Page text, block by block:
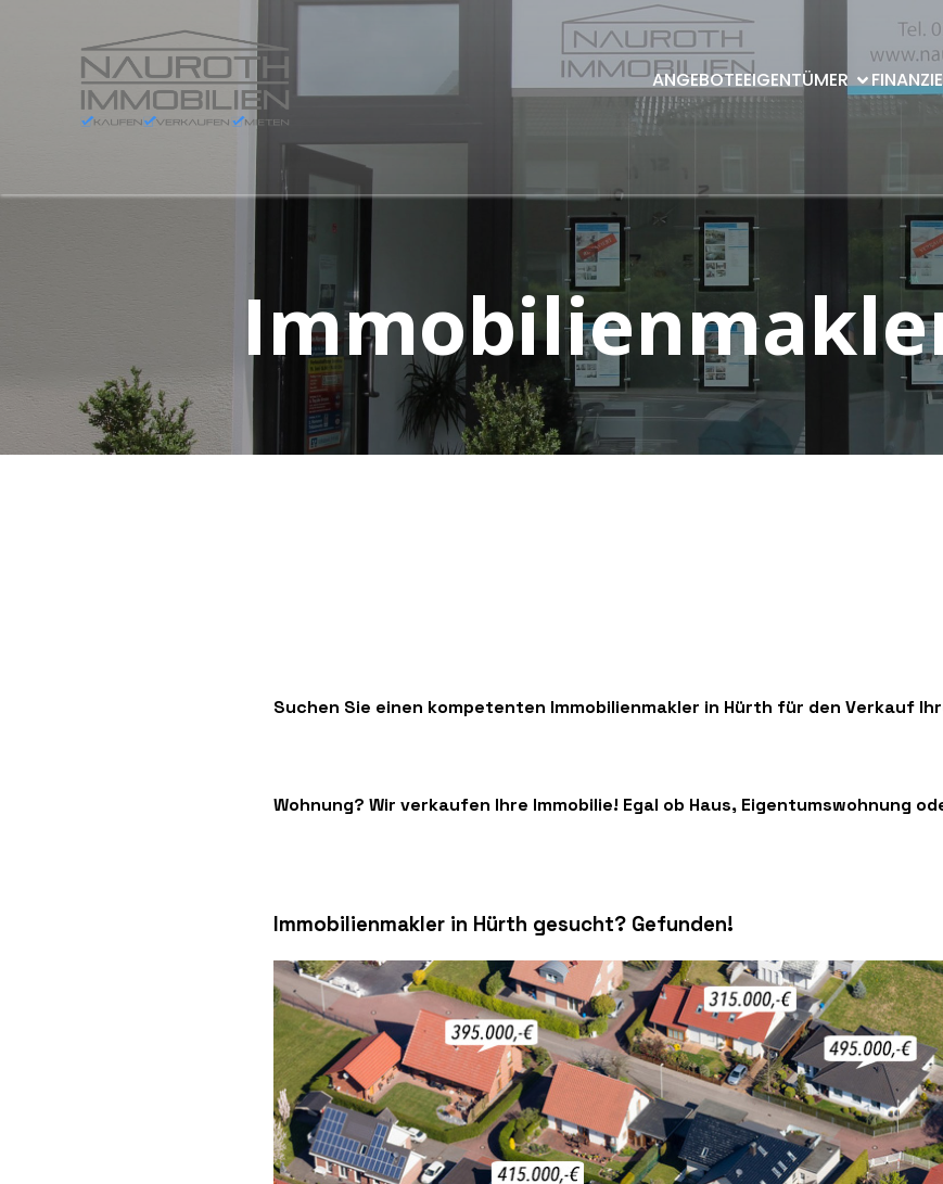
ANGEBOTEEIGENTÜMER
Suchen Sie einen kompetenten Immobilienmakler in Hürth für den Verkauf
Wohnung? Wir verkaufen Ihre Immobilie! Egal ob Haus, Eigentumswohnung
Immobilienmakler in Hürth gesucht? Gefunden!